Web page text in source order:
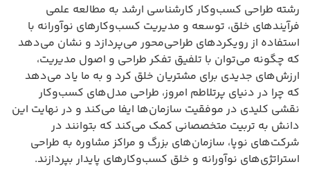
رشته طراحی کسب‌وکار کارشناسی ارشد به مطالعه علمی
فرآیندهای خلق، توسعه و مدیریت کسب‌وکارهای نوآورانه با
استفاده از رویکردهای طراحی‌محور می‌پردازد و نشان می‌دهد
که چگونه می‌توان با تلفیق تفکر طراحی و اصول مدیریت،
ارزش‌های جدیدی برای مشتریان خلق کرد و به ما یاد می‌دهد
که چرا در دنیای پرتلاطم امروز، طراحی مدل‌های کسب‌وکار
نقشی کلیدی در موفقیت سازمان‌ها ایفا می‌کند و در نهایت این
دانش به تربیت متخصصانی کمک می‌کند که بتوانند در
شرکت‌های نوپا، سازمان‌های بزرگ و مراکز مشاوره به طراحی
استراتژی‌های نوآورانه و خلق کسب‌وکارهای پایدار بپردازند.